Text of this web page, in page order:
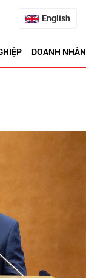
English
DOANH NHÂN